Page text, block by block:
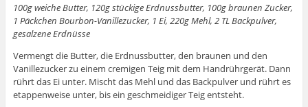
100g weiche Butter, 120g stückige Erdnussbutter, 100g braunen Zucker,
1 Päckchen Bourbon-Vanillezucker, 1 Ei, 220g Mehl, 2 TL Backpulver,
gesalzene Erdnüsse
Vermengt die Butter, die Erdnussbutter, den braunen und den
Vanillezucker zu einem cremigen Teig mit dem Handrührgerät. Dann
rührt das Ei unter. Mischt das Mehl und das Backpulver und rührt es
etappenweise unter, bis ein geschmeidiger Teig entsteht.